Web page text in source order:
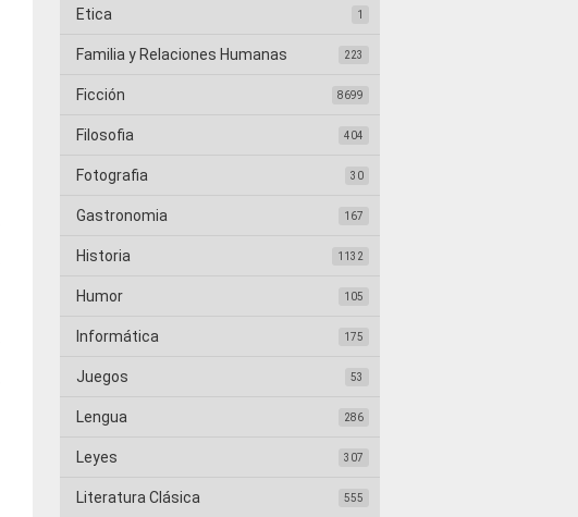
Etica 1
Familia y Relaciones Humanas 223
Ficción 8699
Filosofia 404
Fotografia 30
Gastronomia 167
Historia 1132
Humor 105
Informática 175
Juegos 53
Lengua 286
Leyes 307
Literatura Clásica 555